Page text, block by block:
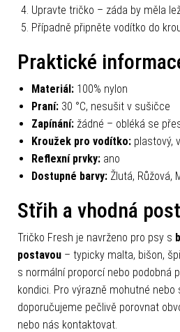
Upravte tričko – záda by měla
Případně připněte vodítko do
Praktické
Materiál: 100% nylon
Praní: 30 °C, nesušit v sušičce
Zapínání: žádné – obléká se
Kroužek pro vodítko: plastový,
Reflexní prvky: ano
Dostupné barvy: Žlutá, Růžová,
Střih a vhodná
Tričko Fresh je navrženo pro psy s
postavou – typicky malta, bišon,
s normální proporcí nebo podobná
kondici. Pro výrazně mohutné nebo
doporučujeme pečlivě porovnat
nebo nás kontaktovat.